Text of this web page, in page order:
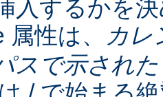
入するかを
属性は、
カ
スで示され